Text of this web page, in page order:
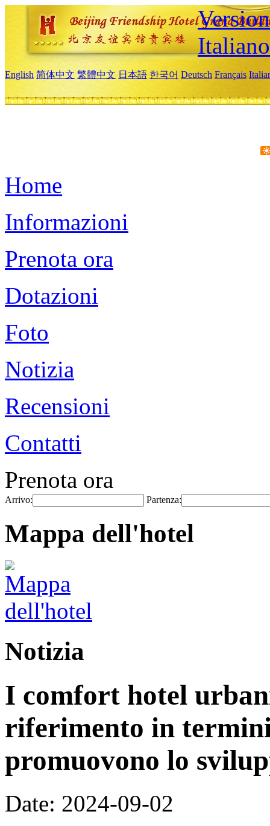
Italiano
English 简体中文 繁體中文 日本語 한국어 Deutsch Français
Home
Informazioni
Prenota ora
Dotazioni
Foto
Notizia
Recensioni
Contatti
Prenota ora
Arrivo: Partenza:
Mappa dell'hotel
Notizia
I comfort hotel
riferimento in
promuovono lo
Date: 2024-09-02